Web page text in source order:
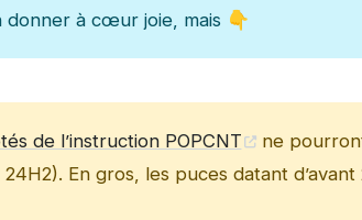
donner à cœur joie, mais 👇
de l’instruction POPCNT
ne
En gros, les puces datant